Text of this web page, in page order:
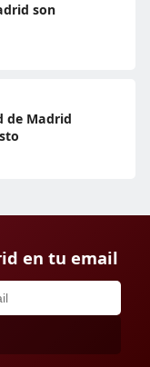
son
de Madrid
en tu email